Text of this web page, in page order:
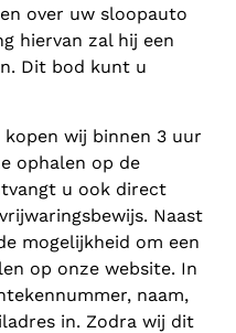
over uw sloopauto
hiervan zal hij een
Dit bod kunt u
wij binnen 3 uur
ophalen op de
u ook direct
Naast
mogelijkheid om een
op onze website. In
naam,
in. Zodra wij dit